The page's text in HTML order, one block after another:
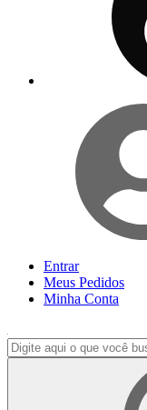
Entrar
Meus Pedidos
Minha Conta